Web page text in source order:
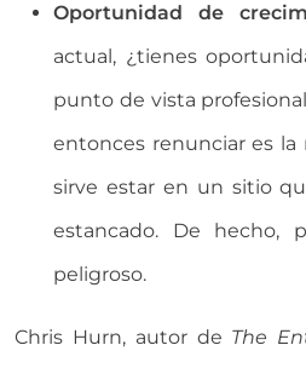
Oportunidad de
actual, ¿tienes
punto de vista
entonces renunciar es la
sirve estar en un sitio
estancado. De hecho,
peligroso.
Chris Hurn, autor de The